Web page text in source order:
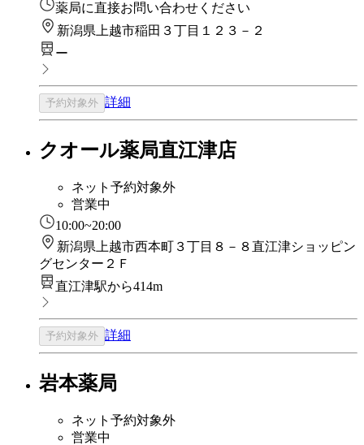
薬局に直接お問い合わせください
新潟県上越市稲田３丁目１２３－２
ー
予約対象外 詳細
クオール薬局直江津店
ネット予約対象外
営業中
10:00~20:00
新潟県上越市西本町３丁目８－８直江津ショッピン
グセンター２Ｆ
直江津駅から414m
予約対象外 詳細
岩本薬局
ネット予約対象外
営業中